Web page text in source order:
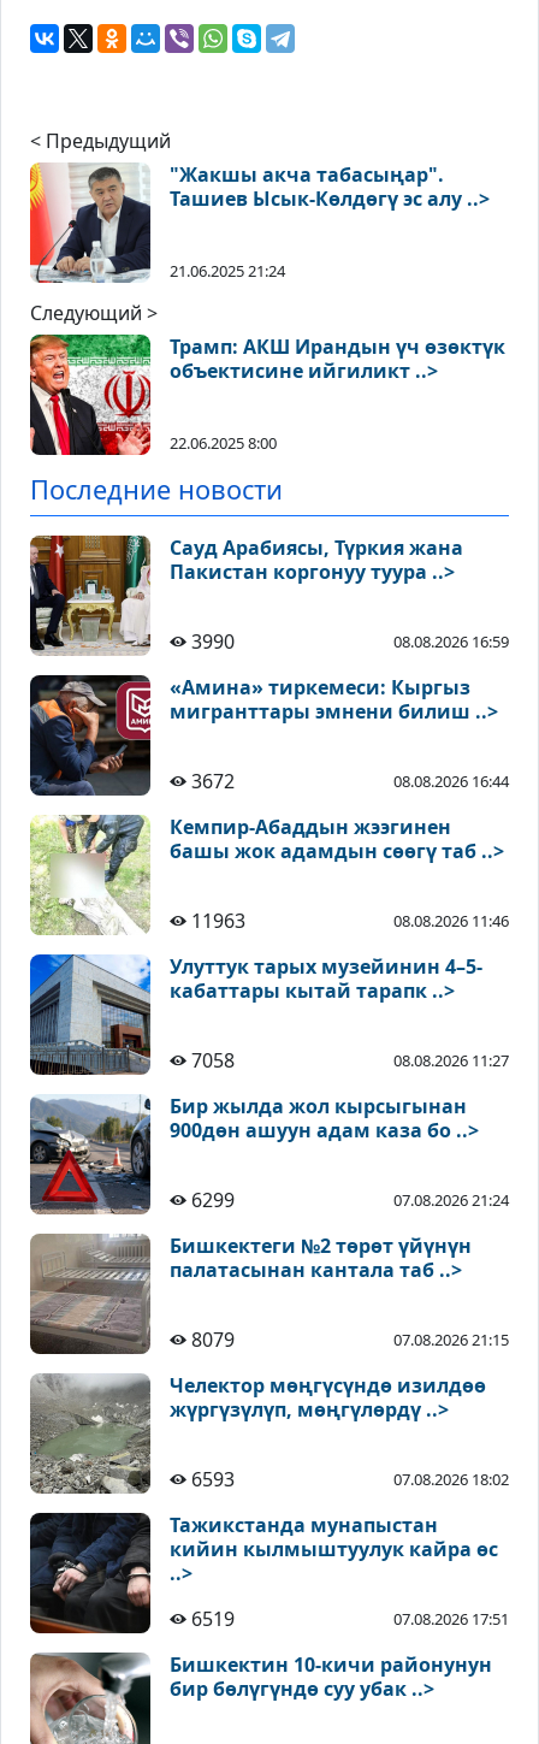
< Предыдущий
"Жакшы акча табасыңар".
Ташиев Ысык-Көлдөгү эс алу ..>
21.06.2025 21:24
Следующий >
Трамп: АКШ Ирандын үч өзөктүк
объектисине ийгиликт ..>
22.06.2025 8:00
Последние новости
Сауд Арабиясы, Түркия жана
Пакистан коргонуу туура ..>
3990 08.08.2026 16:59
«Амина» тиркемеси: Кыргыз
мигранттары эмнени билиш ..>
3672 08.08.2026 16:44
Кемпир-Абаддын жээгинен
башы жок адамдын сөөгү таб ..>
11963 08.08.2026 11:46
Улуттук тарых музейинин 4–5-
кабаттары кытай тарапк ..>
7058 08.08.2026 11:27
Бир жылда жол кырсыгынан
900дөн ашуун адам каза бо ..>
6299 07.08.2026 21:24
Бишкектеги №2 төрөт үйүнүн
палатасынан кантала таб ..>
8079 07.08.2026 21:15
Челектор мөңгүсүндө изилдөө
жүргүзүлүп, мөңгүлөрдү ..>
6593 07.08.2026 18:02
Тажикстанда мунапыстан
кийин кылмыштуулук кайра өс
..>
6519
07.08.2026 17:51
Бишкектин 10-кичи районунун
бир бөлүгүндө суу убак ..>